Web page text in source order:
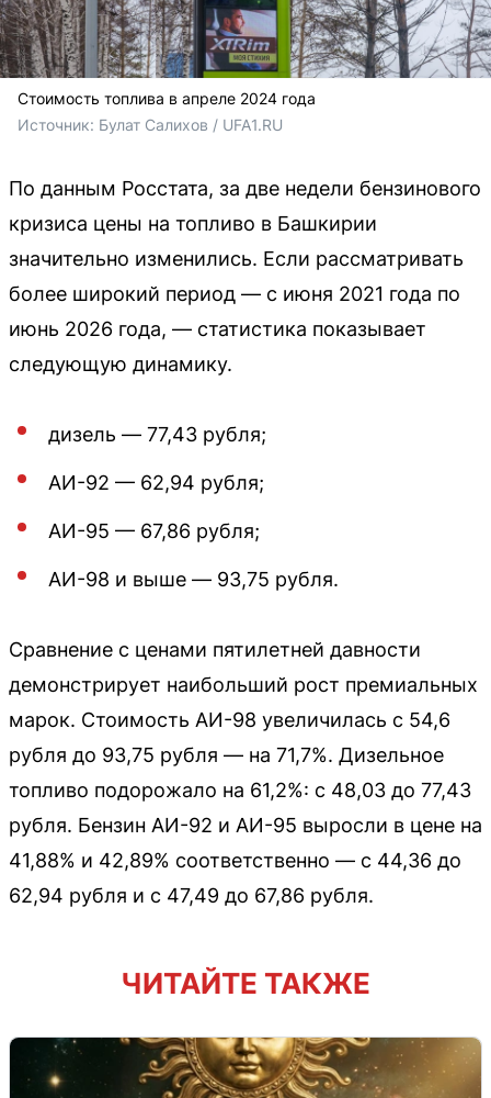
Стоимость топлива в апреле 2024 года
Источник: Булат Салихов / UFA1.RU
По данным Росстата, за две недели бензинового
кризиса цены на топливо в Башкирии
значительно изменились. Если рассматривать
более широкий период — с июня 2021 года по
июнь 2026 года, — статистика показывает
следующую динамику.
дизель — 77,43 рубля;
АИ-92 — 62,94 рубля;
АИ-95 — 67,86 рубля;
АИ-98 и выше — 93,75 рубля.
Сравнение с ценами пятилетней давности
демонстрирует наибольший рост премиальных
марок. Стоимость АИ-98 увеличилась с 54,6
рубля до 93,75 рубля — на 71,7%. Дизельное
топливо подорожало на 61,2%: с 48,03 до 77,43
рубля. Бензин АИ-92 и АИ-95 выросли в цене на
41,88% и 42,89% соответственно — с 44,36 до
62,94 рубля и с 47,49 до 67,86 рубля.
ЧИТАЙТЕ ТАКЖЕ